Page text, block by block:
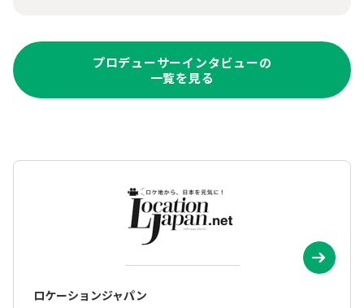
プロデューサーインタビューの
一覧を見る
ロケーションジャパン